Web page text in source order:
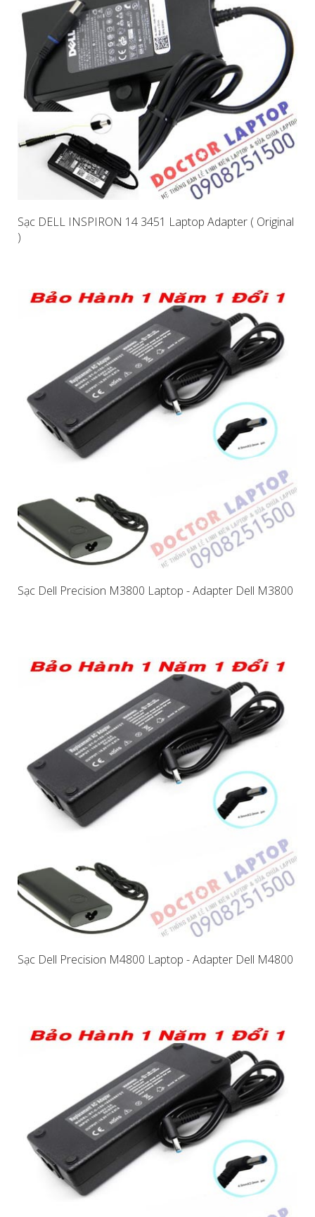
Sạc DELL INSPIRON 14 3451 Laptop Adapter ( Original
)
Sạc Dell Precision M3800 Laptop - Adapter Dell M3800
Sạc Dell Precision M4800 Laptop - Adapter Dell M4800